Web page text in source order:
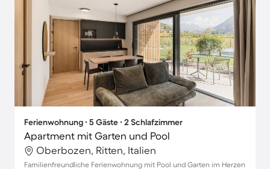
Ferienwohnung ∙ 5 Gäste ∙ 2 Schlafzimmer
Apartment mit Garten und Pool
Oberbozen, Ritten, Italien
Familienfreundliche Ferienwohnung mit Pool und Garten im Herzen